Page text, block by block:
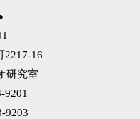
2217-16
研究室
9201
9203